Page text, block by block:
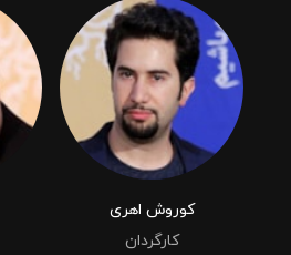
کوروش اهری
کارگردان